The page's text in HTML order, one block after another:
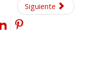
Siguiente